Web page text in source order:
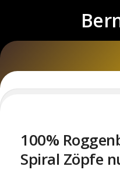
100%
Spiral Zöpfe